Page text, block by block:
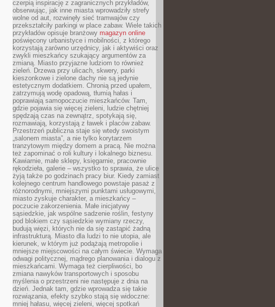
czerpią inspirację z zagranicznych przykładów,
obserwując, jak inne miasta wprowadziły strefy
wolne od aut, rozwinęły sieć tramwajów czy
przekształciły parkingi w place zabaw. Wiele takich
przykładów opisuje branżowy magazyn online
poświęcony urbanistyce i mobilności, z którego
korzystają zarówno urzędnicy, jak i aktywiści oraz
zwykli mieszkańcy szukający argumentów za
zmianą. Miasto przyjazne ludziom to również
zieleń. Drzewa przy ulicach, skwery, parki
kieszonkowe i zielone dachy nie są jedynie
estetycznym dodatkiem. Chronią przed upałem,
zatrzymują wodę opadową, tłumią hałas i
poprawiają samopoczucie mieszkańców. Tam,
gdzie pojawia się więcej zieleni, ludzie chętniej
spędzają czas na zewnątrz, spotykają się,
rozmawiają, korzystają z ławek i placów zabaw.
Przestrzeń publiczna staje się wtedy swoistym
„salonem miasta”, a nie tylko korytarzem
tranzytowym między domem a pracą. Nie można
też zapominać o roli kultury i lokalnego biznesu.
Kawiarnie, małe sklepy, księgarnie, pracownie
rękodzieła, galerie – wszystko to sprawia, że ulice
żyją także po godzinach pracy biur. Kiedy zamiast
kolejnego centrum handlowego powstaje pasaż z
różnorodnymi, mniejszymi punktami usługowymi,
miasto zyskuje charakter, a mieszkańcy –
poczucie zakorzenienia. Małe inicjatywy
sąsiedzkie, jak wspólne sadzenie roślin, festyny
pod blokiem czy sąsiedzkie wymiany rzeczy,
budują więzi, których nie da się zastąpić żadną
infrastrukturą. Miasto dla ludzi to nie utopia, ale
kierunek, w którym już podążają metropolie i
mniejsze miejscowości na całym świecie. Wymaga
odwagi politycznej, mądrego planowania i dialogu z
mieszkańcami. Wymaga też cierpliwości, bo
zmiana nawyków transportowych i sposobu
myślenia o przestrzeni nie następuje z dnia na
dzień. Jednak tam, gdzie wprowadza się takie
rozwiązania, efekty szybko stają się widoczne:
mniej hałasu, więcej zieleni, więcej spotkań